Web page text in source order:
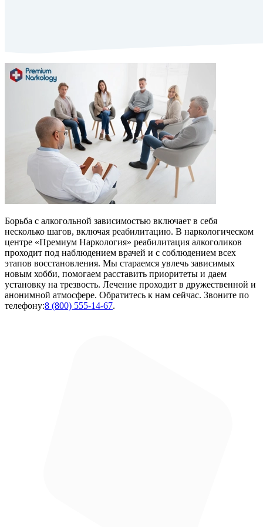
Борьба с алкогольной зависимостью включает в себя
несколько шагов, включая реабилитацию. В наркологическом
центре «Премиум Наркология» реабилитация алкоголиков
проходит под наблюдением врачей и с соблюдением всех
этапов восстановления. Мы стараемся увлечь зависимых
новым хобби, помогаем расставить приоритеты и даем
установку на трезвость. Лечение проходит в дружественной и
анонимной атмосфере. Обратитесь к нам сейчас. Звоните по
телефону:8 (800) 555-14-67.